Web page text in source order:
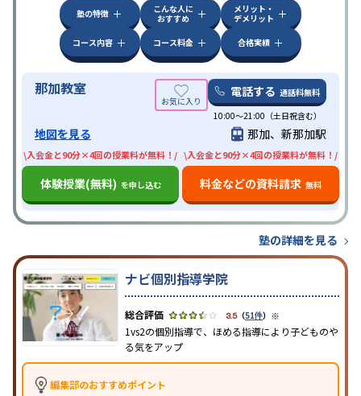
塾の特徴
こんな人に
おすすめ
メリット・
デメリット
コース内容
コース料金 合格実績
那加教室 電話する 通話料無料
10:00〜21:00（土日祝含む）
地図を見る 那加、新那加駅
\入会金と90分×4回の授業料が無料！/
体験授業(無料) を申し込む
\入会金と90分×4回の授業料が無料！/
料金などの資料請求 無料
塾の詳細を見る
ナビ個別指導学院
3.5（51件） ※
1vs2の個別指導で、ほめる指導により子どものや
る気をアップ
編集部のおすすめポイント